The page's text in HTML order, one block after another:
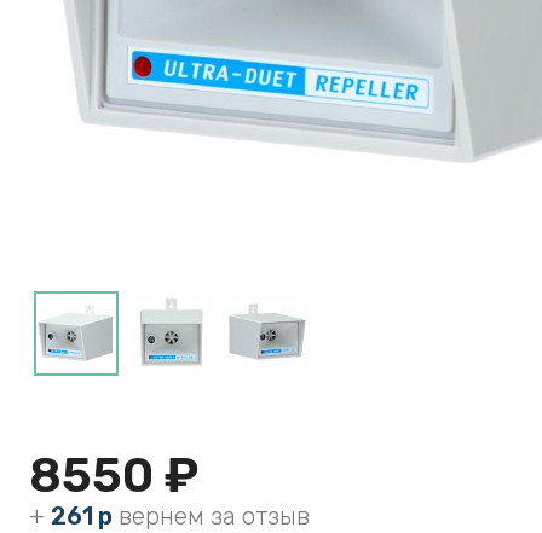
8550 ₽
+ 261 р вернем за отзыв